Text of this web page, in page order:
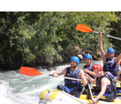
Actividades de
el Pirineo: la
recordarás